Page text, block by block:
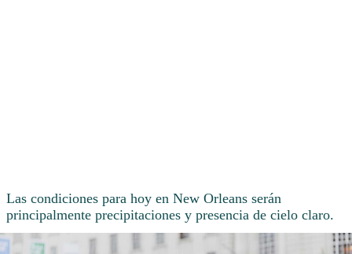
Las condiciones para hoy en New Orleans serán
principalmente precipitaciones y presencia de cielo claro.